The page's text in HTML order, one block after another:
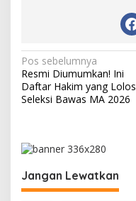
N
a
v
g
s
Pos sebelumnya
Resmi Diumumkan! Ini
Daftar Hakim yang Lolos
Seleksi Bawas MA 2026
Jangan Lewatkan